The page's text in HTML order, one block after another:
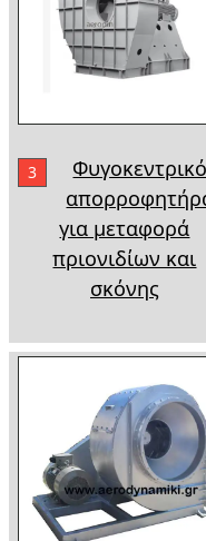
3
για μεταφορά
πριονιδίων και
σκόνης